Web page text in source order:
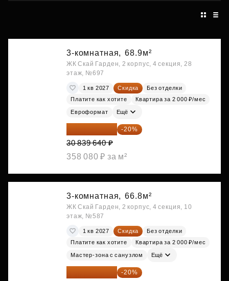
3-комнатная, 68.9м²
ЖК Скай Гарден, 2 корпус, 4 секция, 28
этаж, №697
1 кв 2027 Скидка
Без отделки
Платите как хотите
Квартира за 2 000 ₽/мес
Евроформат Ещё
24 671 712 ₽ -20%
30 839 640 ₽
358 080 ₽ за м²
3-комнатная, 66.8м²
ЖК Скай Гарден, 2 корпус, 4 секция, 10
этаж, №587
1 кв 2027 Скидка
Без отделки
Платите как хотите
Квартира за 2 000 ₽/мес
Мастер-зона с санузлом Ещё
24 935 104 ₽ -20%